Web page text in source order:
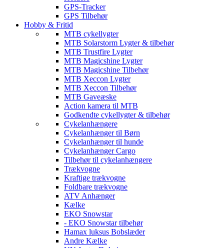
GPS-Tracker
GPS Tilbehør
Hobby & Fritid
MTB cykellygter
MTB Solarstorm Lygter & tilbehør
MTB Trustfire Lygter
MTB Magicshine Lygter
MTB Magicshine Tilbehør
MTB Xeccon Lygter
MTB Xeccon Tilbehør
MTB Gaveæske
Action kamera til MTB
Godkendte cykellygter & tilbehør
Cykelanhængere
Cykelanhænger til Børn
Cykelanhænger til hunde
Cykelanhænger Cargo
Tilbehør til cykelanhængere
Trækvogne
Kraftige trækvogne
Foldbare trækvogne
ATV Anhænger
Kælke
EKO Snowstar
- EKO Snowstar tilbehør
Hamax luksus Bobslæder
Andre Kælke